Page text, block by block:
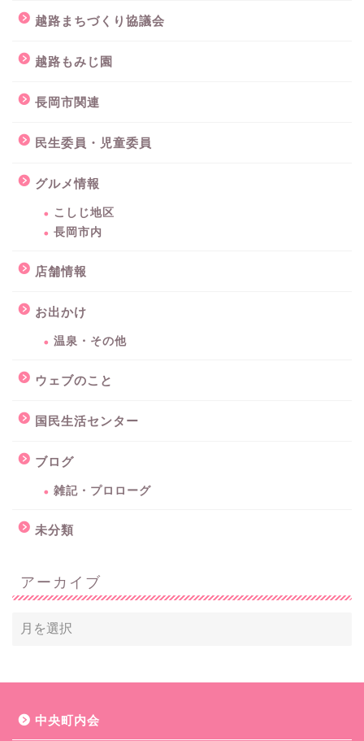
越路まちづくり協議会
越路もみじ園
長岡市関連
民生委員・児童委員
グルメ情報
こしじ地区
長岡市内
店舗情報
お出かけ
温泉・その他
ウェブのこと
国民生活センター
ブログ
雑記・プロローグ
未分類
アーカイブ
中央町内会